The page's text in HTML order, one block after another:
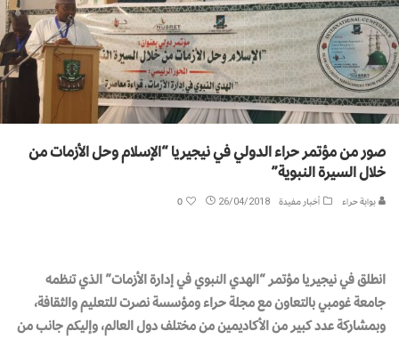
صور من مؤتمر حراء الدولي في نيجيريا “الإسلام وحل الأزمات من
خلال السيرة النبوية”
بوابة حراء أخبار مفيدة 26/04/2018
0
انطلق في نيجيريا مؤتمر “الهدي النبوي في إدارة الأزمات” الذي تنظمه
جامعة غومبي بالتعاون مع مجلة حراء ومؤسسة نصرت للتعليم والثقافة،
وبمشاركة عدد كبير من الأكاديمين من مختلف دول العالم، وإليكم جانب من